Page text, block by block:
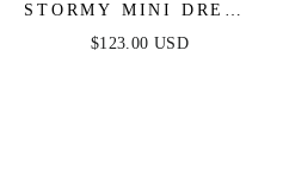
STORMY MINI DRESS
- NAVY
$123.00 USD